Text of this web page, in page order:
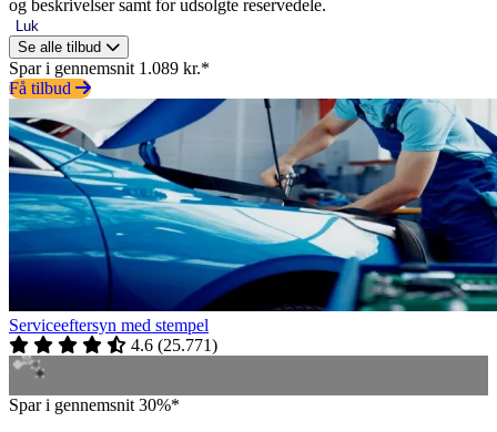
og beskrivelser samt for udsolgte reservedele.
Luk
Se alle tilbud
Spar i gennemsnit 1.089 kr.*
Få tilbud
Serviceeftersyn med stempel
4.6 (25.771)
Spar i gennemsnit 30%*